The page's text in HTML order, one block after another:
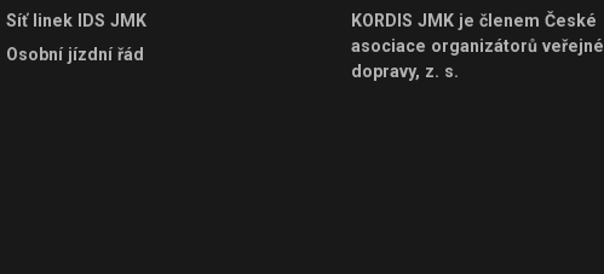
Síť linek IDS JMK
Osobní jízdní řád
KORDIS JMK je členem České
asociace organizátorů veřejné
dopravy, z. s.